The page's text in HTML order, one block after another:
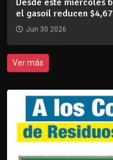
el gasoil reducen
Jun 30 2026
Ver más